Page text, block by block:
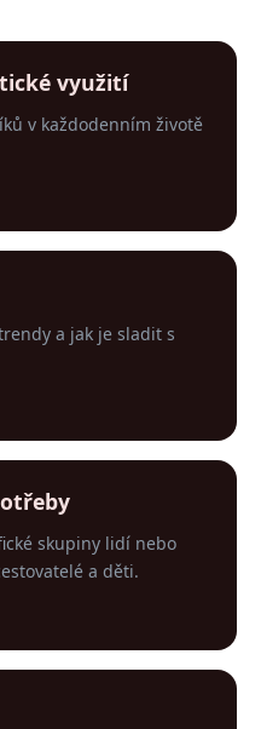
využití
v každodenním životě
a jak je sladit s
skupiny lidí nebo
a děti.